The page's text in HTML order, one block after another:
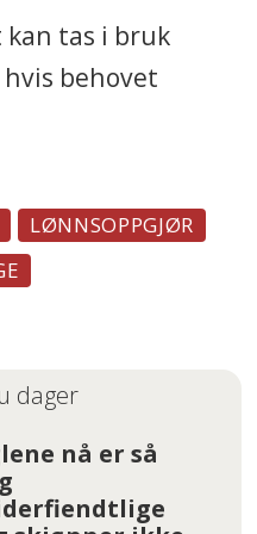
tas i bruk
behovet
LØNNSOPPGJØR
dager
nå er så